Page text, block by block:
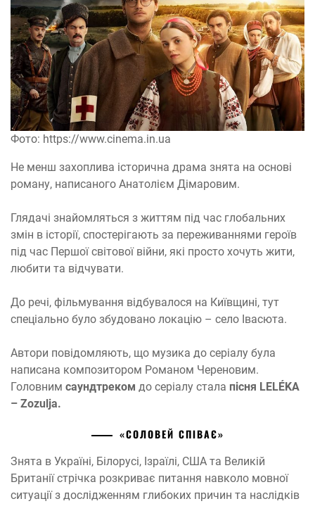
Фото: https://www.cinema.in.ua
Не менш захоплива історична драма знята на основі
роману, написаного Анатолієм Дімаровим.
Глядачі знайомляться з життям під час глобальних
змін в історії, спостерігають за переживаннями героїв
під час Першої світової війни, які просто хочуть жити,
любити та відчувати.
До речі, фільмування відбувалося на Київщині, тут
спеціально було збудовано локацію – село Івасюта.
Автори повідомляють, що музика до серіалу була
написана композитором Романом Череновим.
Головним саундтреком до серіалу стала пісня LELÉKA
– Zozulja.
«СОЛОВЕЙ СПІВАЄ»
Знята в Україні, Білорусі, Ізраїлі, США та Великій
Британії стрічка розкриває питання навколо мовної
ситуації з дослідженням глибоких причин та наслідків